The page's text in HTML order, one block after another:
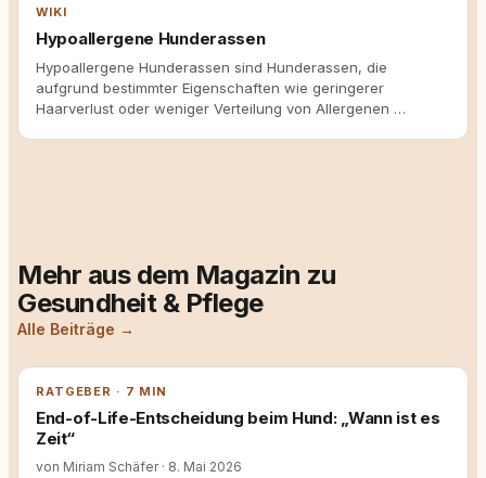
WIKI
Hypoallergene Hunderassen
Hypoallergene Hunderassen sind Hunderassen, die
aufgrund bestimmter Eigenschaften wie geringerer
Haarverlust oder weniger Verteilung von Allergenen …
Mehr aus dem Magazin zu
Gesundheit & Pflege
Alle Beiträge →
RATGEBER · 7 MIN
End-of-Life-Entscheidung beim Hund: „Wann ist es
Zeit“
von Miriam Schäfer · 8. Mai 2026